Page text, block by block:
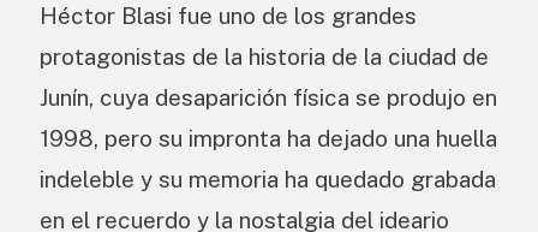
Héctor Blasi fue uno de los grandes
protagonistas de la historia de la ciudad de
Junín, cuya desaparición física se produjo en
1998, pero su impronta ha dejado una huella
indeleble y su memoria ha quedado grabada
en el recuerdo y la nostalgia del ideario